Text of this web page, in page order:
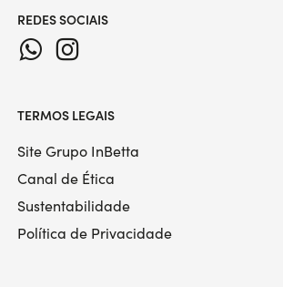
REDES SOCIAIS
TERMOS LEGAIS
Site Grupo InBetta
Canal de Ética
Sustentabilidade
Política de Privacidade